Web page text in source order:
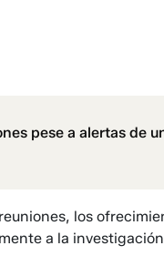
pese a alertas de
los
a la